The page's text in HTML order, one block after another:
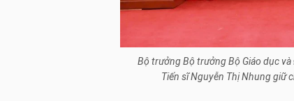
Bộ trưởng Bộ trưởng Bộ Giáo dục
Tiến sĩ Nguyễn Thị Nhung giữ